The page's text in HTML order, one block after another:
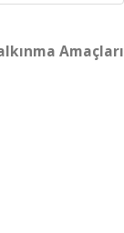
Amaçları